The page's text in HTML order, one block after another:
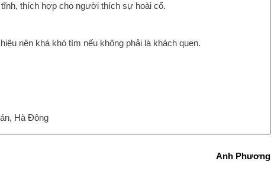
thích hợp cho người thích sự hoài cổ.
nên khá khó tìm nếu không phải là khách quen.
Hà Đông
Anh Phương